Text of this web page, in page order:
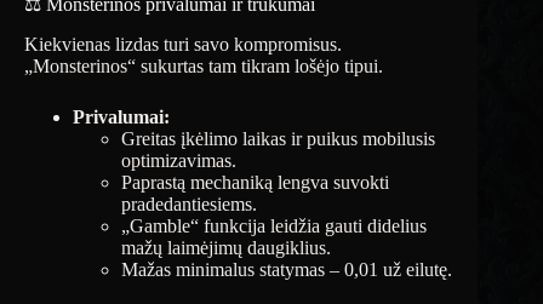
Kiekvienas lizdas turi savo kompromisus.
„Monsterinos“ sukurtas tam tikram lošėjo tipui.
Privalumai:
Greitas įkėlimo laikas ir puikus mobilusis
optimizavimas.
Paprastą mechaniką lengva suvokti
pradedantiesiems.
„Gamble“ funkcija leidžia gauti didelius
mažų laimėjimų daugiklius.
Mažas minimalus statymas – 0,01 už eilutę.